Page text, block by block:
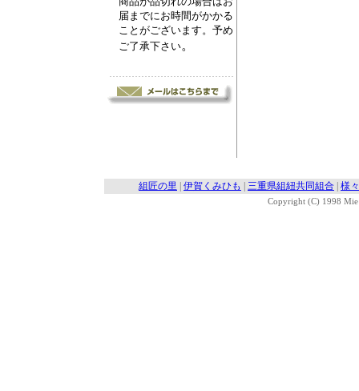
届までにお時間がかかる
ことがございます。予め
ご了承下さい。
組匠の里 伊賀くみひも 三重県組紐共同組合
様
Copyright (C) 1998